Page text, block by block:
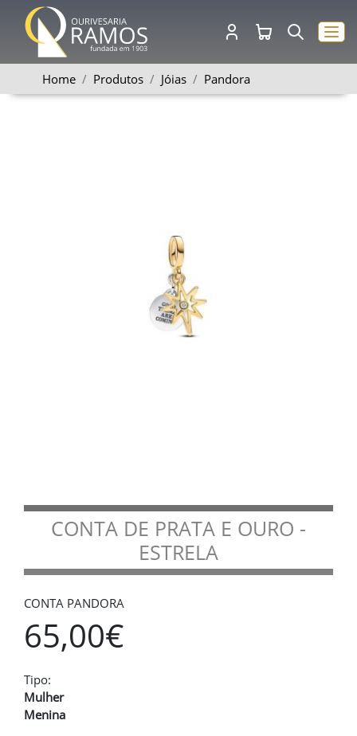
Home Produtos Jóias Pandora
CONTA DE PRATA E OURO -
ESTRELA
CONTA PANDORA
65,00€
Tipo:
Mulher
Menina